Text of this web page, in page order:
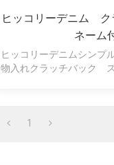
ヒッコリーデニム
ネーム
ヒッコリーデニムシンプ
物入れクラッチバック
1